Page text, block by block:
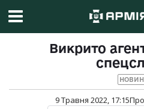
Викрито
9 Травня 2022, 17:15